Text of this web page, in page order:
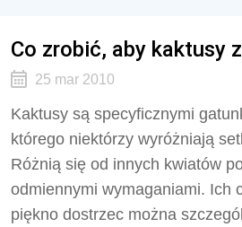
Co zrobić, aby kaktusy
25 mar 2010
Kaktusy są specyficznymi
którego niektórzy wyróżniają
Różnią się od innych kwiatów
odmiennymi wymaganiami. Ich
piękno dostrzec można